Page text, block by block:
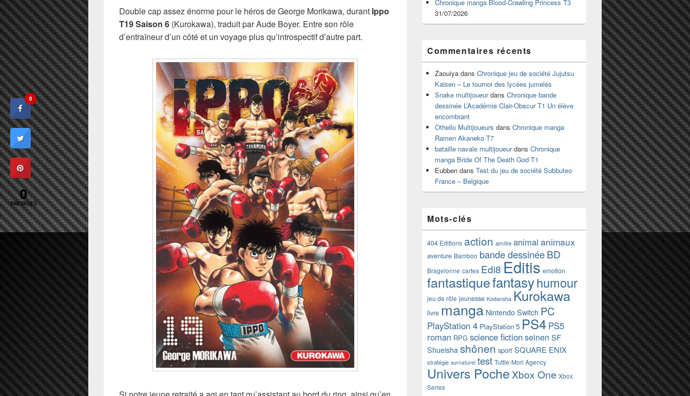
Double cap assez énorme pour le héros de George Morikawa, durant Ippo
T19 Saison 6 (Kurokawa), traduit par Aude Boyer. Entre son rôle
d’entraîneur d’un côté et un voyage plus qu’introspectif d’autre part.
Chronique manga Blood-Crawling Princess T3
31/07/2026
Commentaires récents
Zaouiya dans Chronique jeu de société Jujutsu
Kaisen – Le tournoi des lycées jumelés
Snake multijoueurdans Chronique bande
dessinée L’Académie Clair-Obscur T1 Un élève
encombrant
Othello Multijoueurs dans Chronique manga
Ramen Akaneko T7
bataille navale multijoueurdans Chronique
manga Bride Of The Death God T1
Eubben dans Test du jeu de société Subbuteo
France – Belgique
Mots-clés
404 Editions action amitie animal animaux
aventure Bamboo bande dessinéeBD
Bragelonne cartes Edi8 Editis emotion
fantastiquefantasyhumour
jeu de rôle jeunesse Kodansha Kurokawa
livre manga Nintendo Switch PC
PlayStation 4 PlayStation 5 PS4 PS5
roman RPG science fictionseinen SF
Shueisha shônen sport SQUARE ENIX
stratégie surnaturel test Tuttle-Mori Agency
Univers Poche Xbox One Xbox
Series
0
0
PARTAGES